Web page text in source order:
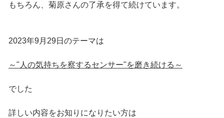
もちろん、菊原さんの了承を得て続けています。
2023年9月29日のテーマは
～"人の気持ちを察するセンサー"を磨き続ける～
でした
詳しい内容をお知りになりたい方は